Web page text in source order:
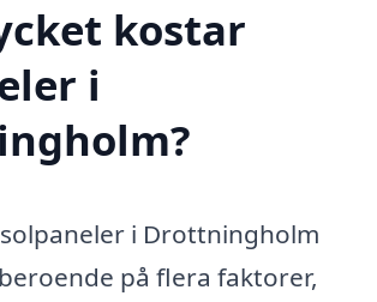
kostar
i
i Drottningholm
på flera faktorer,